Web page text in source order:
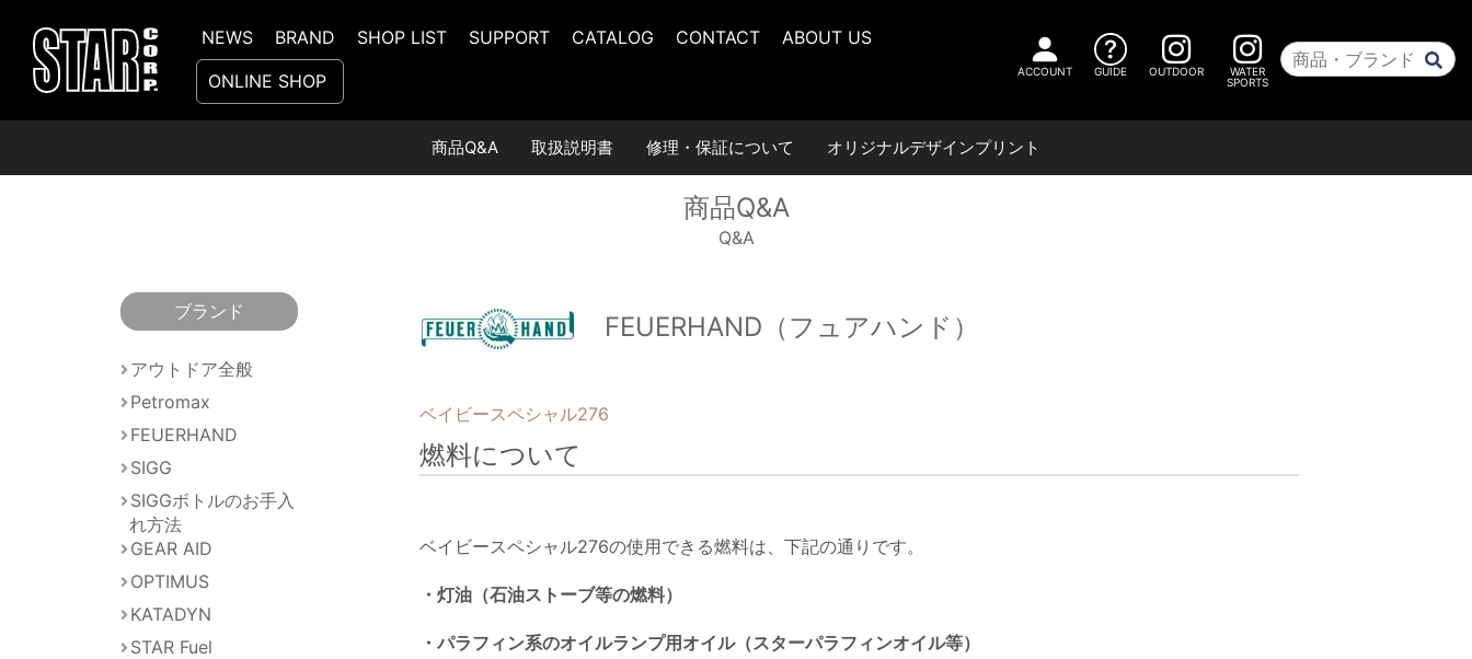
NEWS BRAND SHOP LIST SUPPORT CATALOG CONTACT
ABOUT US
ONLINE SHOP
ACCOUNT GUIDE OUTDOOR
WATER
SPORTS
商品Q&A 取扱説明書 修理・保証について オリジナルデザインプリント
商品Q&A
Q&A
FEUERHAND（フュアハンド）
ベイビースペシャル276
燃料について
ベイビースペシャル276の使用できる燃料は、下記の通りです。
・灯油（石油ストーブ等の燃料）
・パラフィン系のオイルランプ用オイル（スターパラフィンオイル等）
ブランド
アウトドア全般
Petromax
FEUERHAND
SIGG
SIGGボトルのお手入
れ方法
GEAR AID
OPTIMUS
KATADYN
STAR Fuel